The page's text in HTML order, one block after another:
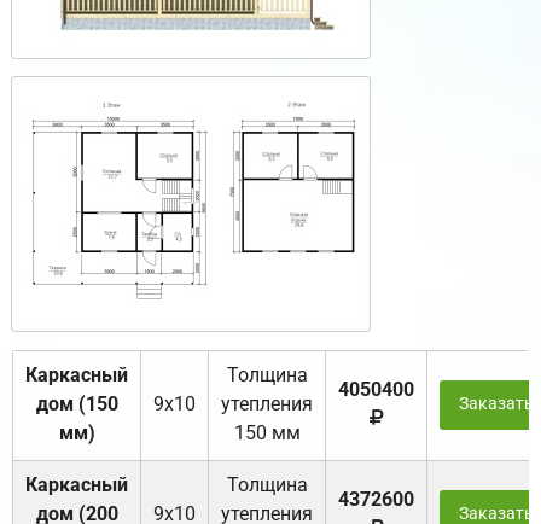
Каркасный
дом (150
мм)
9х10
Толщина
утепления
150 мм
4050400
Заказать
Каркасный
дом (200
9х10
Толщина
утепления
4372600
Заказать